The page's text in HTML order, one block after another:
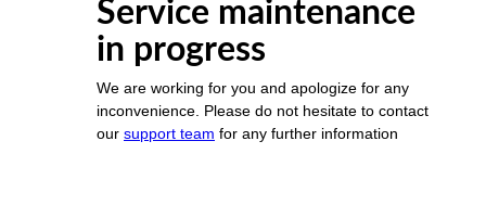
Service maintenance
in progress
We are working for you and apologize for any
inconvenience. Please do not hesitate to contact
our support team for any further information